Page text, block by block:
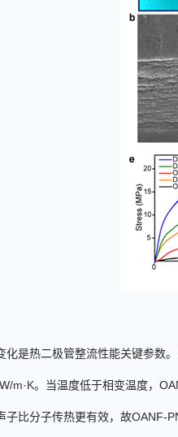
化是热二极管整流性能关键参数。
W/m·K。当温度低于相变温度，
子比分子传热更有效，故OANF-